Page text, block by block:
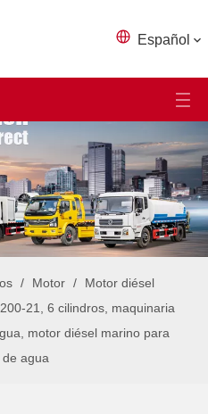
Español
/ Motor /
Motor diésel
21, 6 cilindros, maquinaria
motor diésel marino para
agua